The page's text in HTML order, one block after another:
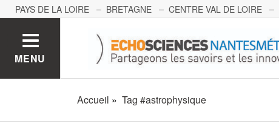
PAYS DE LA LOIRE BRETAGNE CENTRE VAL DE LOIRE
MENU
Accueil Tag #astrophysique